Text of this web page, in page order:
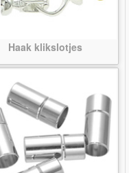
Haak klikslotjes